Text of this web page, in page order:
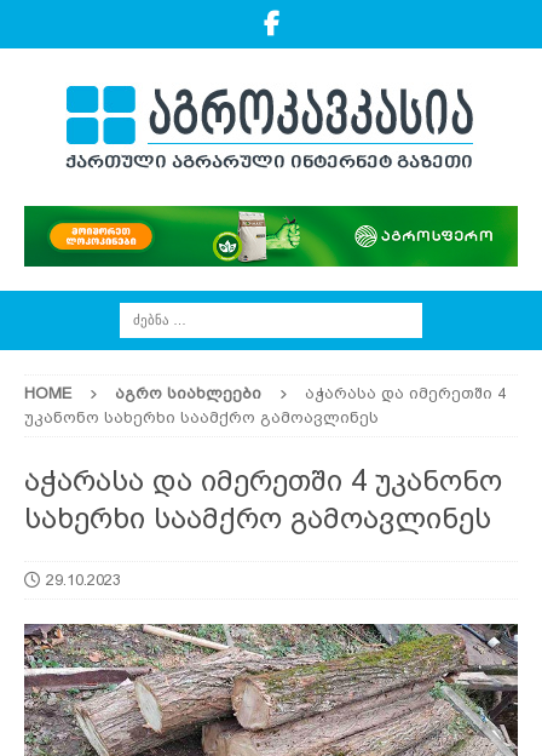
HOME ᲐᲒᲠᲝ ᲡᲘᲐᲮᲚᲔᲔᲑᲘ
აჭარასა და იმერეთში 4
უკანონო სახერხი საამქრო გამოავლინეს
აჭარასა და იმერეთში 4 უკანონო
სახერხი საამქრო გამოავლინეს
29.10.2023